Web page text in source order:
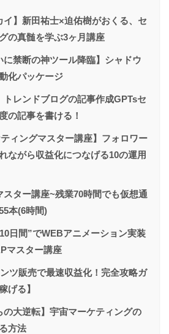
イ】新田祐士×迫佑樹がおくる、セ
の真髄を学ぶ3ヶ月講座
に禁断の神ツール降臨】シャドウ
化パッケージ
レンドブログの記事作成GPTsセ
の記事を書ける！
ィングマスター講座】フォロワー
ながら収益化につなげる10の運用
スター講座~残業70時間でも仮想通
本(6時間)
日間”でWEBアニメーション実装
マスター講座
ツ販売で最速収益化！完全攻略ガ
げる】
の大逆転】宇宙マーケティングの
方法